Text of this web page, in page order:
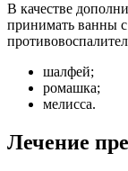
В качестве
принимать ванны
шалфей;
ромашка;
мелисса.
Лечение